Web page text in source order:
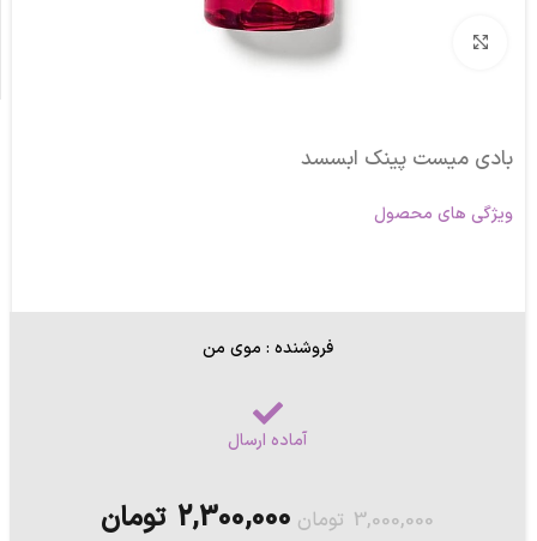
برای بزرگنمایی کلیک کنید
بادی میست پینک ابسسد
ویژگی های محصول
فروشنده : موی من
آماده ارسال
3,000,000 تومان 2,300,000 تومان